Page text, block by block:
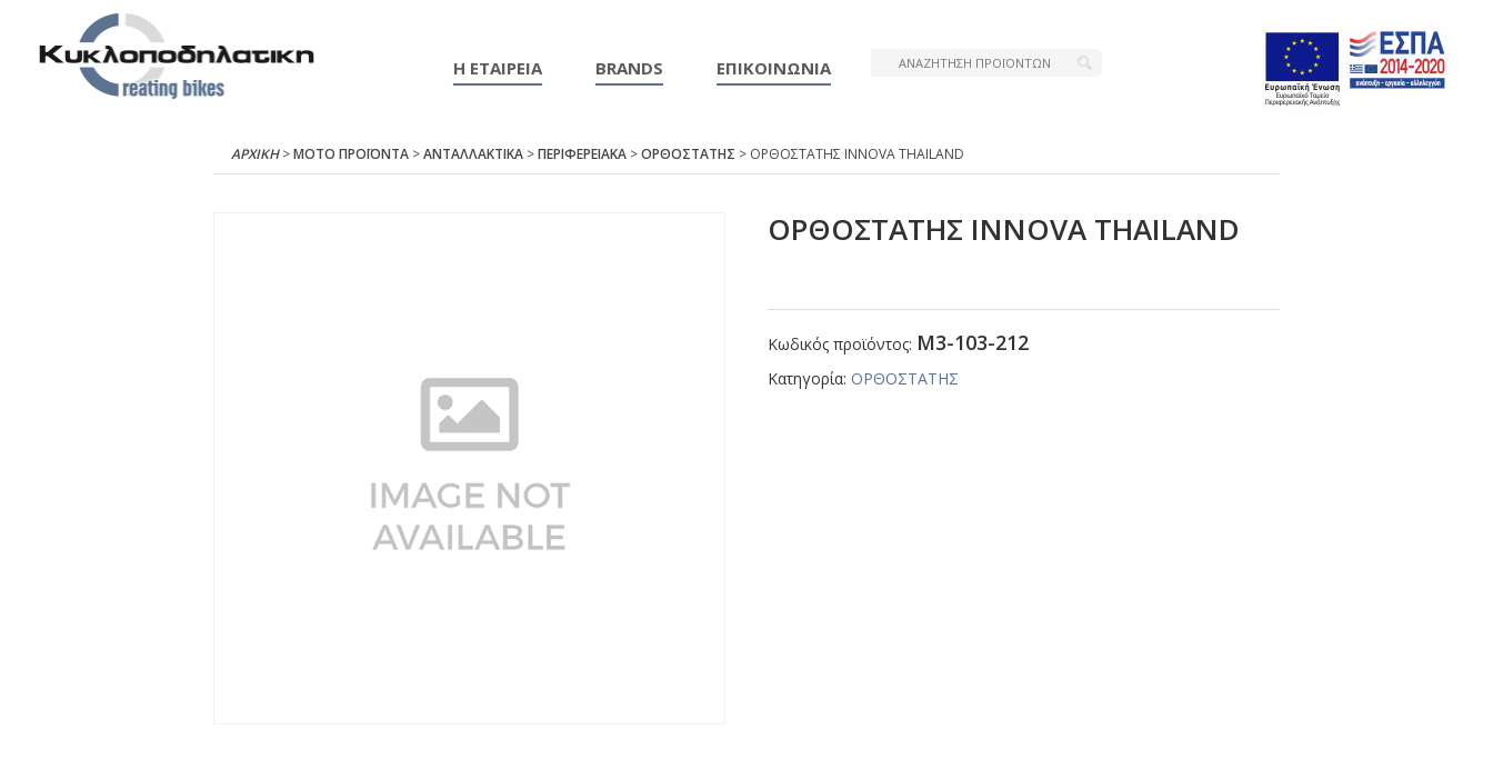
Η ΕΤΑΙΡΕΙΑ BRANDS ΕΠΙΚΟΙΝΩΝΙΑ
ΑΡΧΙΚΉ>ΜΟΤΟ ΠΡΟΪΟΝΤΑ>ΑΝΤΑΛΛΑΚΤΙΚΑ>ΠΕΡΙΦΕΡΕΙΑΚΑ>ΟΡΘΟΣΤΑΤΗΣ > ΟΡΘΟΣΤΑΤΗΣ ΙΝΝΟVΑ ΤΗΑΙLΑΝD
ΟΡΘΟΣΤΑΤΗΣ ΙΝΝΟVΑ ΤΗΑΙLΑΝD
Κωδικός προϊόντος: Μ3-103-212
Κατηγορία: ΟΡΘΟΣΤΑΤΗΣ